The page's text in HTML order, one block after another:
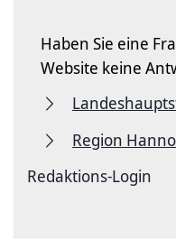
Haben Sie eine
Website keine
Region
Redaktions-Login